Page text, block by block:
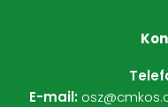
E-mail: